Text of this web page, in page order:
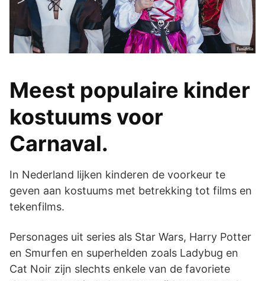
Meest populaire kinder
kostuums voor
Carnaval.
In Nederland lijken kinderen de voorkeur te
geven aan kostuums met betrekking tot films en
tekenfilms.
Personages uit series als Star Wars, Harry Potter
en Smurfen en superhelden zoals Ladybug en
Cat Noir zijn slechts enkele van de favoriete